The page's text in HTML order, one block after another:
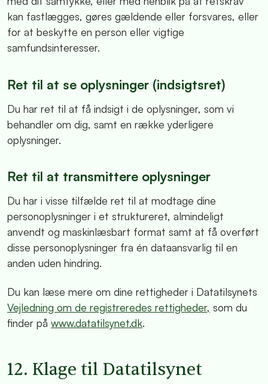
kan fastlægges, gøres gældende eller forsvares, eller
for at beskytte en person eller vigtige
samfundsinteresser.
Ret til at se oplysninger (indsigtsret)
Du har ret til at få indsigt i de oplysninger, som vi
behandler om dig, samt en række yderligere
oplysninger.
Ret til at transmittere oplysninger
Du har i visse tilfælde ret til at modtage dine
personoplysninger i et struktureret, almindeligt
anvendt og maskinlæsbart format samt at få overført
disse personoplysninger fra én dataansvarlig til en
anden uden hindring.
Du kan læse mere om dine rettigheder i Datatilsynets
Vejledning om de registreredes rettigheder, som du
finder på www.datatilsynet.dk.
12. Klage til Datatilsynet